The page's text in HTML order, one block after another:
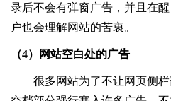
录后不会有弹窗广告，并且在
户也会理解网站的苦衷。
（4）网站空白处的广告
很多网站为了不让网页侧